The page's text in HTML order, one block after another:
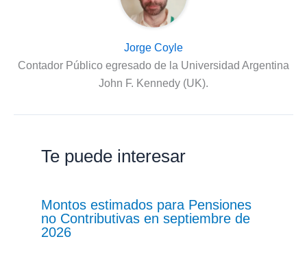
Jorge Coyle
Contador Público egresado de la Universidad Argentina
John F. Kennedy (UK).
Te puede interesar
Montos estimados para Pensiones
no Contributivas en septiembre de
2026